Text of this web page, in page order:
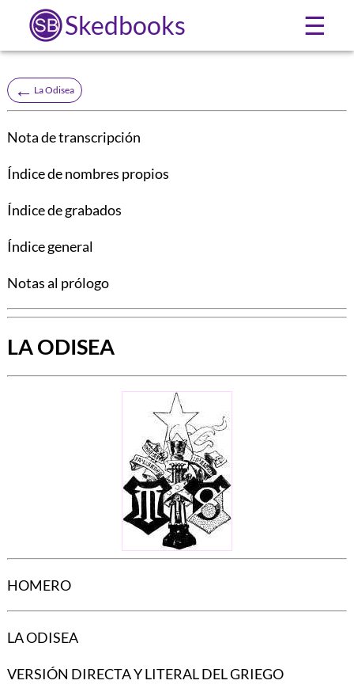
Skedbooks ☰
← La Odisea
Nota de transcripción
Índice de nombres propios
Índice de grabados
Índice general
Notas al prólogo
LA ODISEA
HOMERO
LA ODISEA
VERSIÓN DIRECTA Y LITERAL DEL GRIEGO